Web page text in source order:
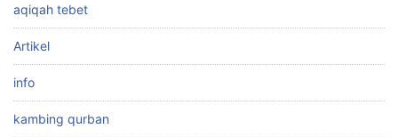
aqiqah tebet
Artikel
info
kambing qurban